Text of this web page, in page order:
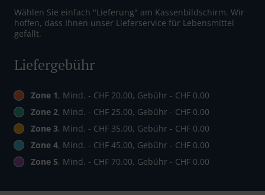
Wählen Sie einfach "Lieferung" am Kassenbildschirm. Wir
hoffen, dass Ihnen unser Lieferservice für Lebensmittel
gefällt.
Liefergebühr
Zone 1, Mind. - CHF 20.00, Gebühr - CHF 0.00
Zone 2, Mind. - CHF 25.00, Gebühr - CHF 0.00
Zone 3, Mind. - CHF 35.00, Gebühr - CHF 0.00
Zone 4, Mind. - CHF 45.00, Gebühr - CHF 0.00
Zone 5, Mind. - CHF 70.00, Gebühr - CHF 0.00